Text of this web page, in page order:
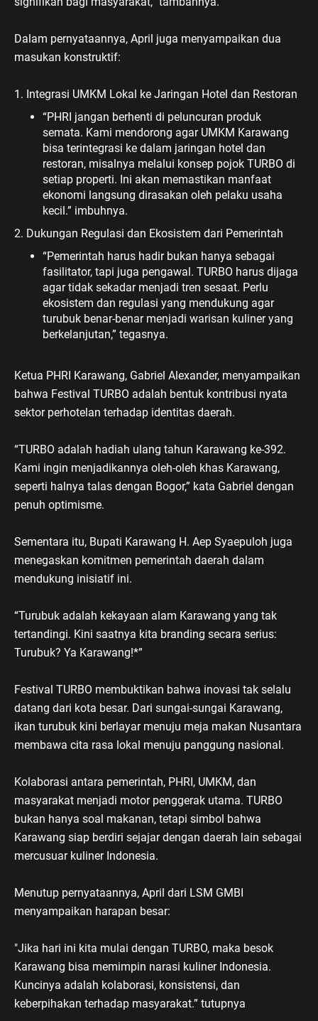
Dalam pernyataannya, April juga menyampaikan dua
masukan konstruktif:
1. Integrasi UMKM Lokal ke Jaringan Hotel dan Restoran
“PHRI jangan berhenti di peluncuran produk
semata. Kami mendorong agar UMKM Karawang
bisa terintegrasi ke dalam jaringan hotel dan
restoran, misalnya melalui konsep pojok TURBO di
setiap properti. Ini akan memastikan manfaat
ekonomi langsung dirasakan oleh pelaku usaha
kecil.” imbuhnya.
2. Dukungan Regulasi dan Ekosistem dari Pemerintah
“Pemerintah harus hadir bukan hanya sebagai
fasilitator, tapi juga pengawal. TURBO harus dijaga
agar tidak sekadar menjadi tren sesaat. Perlu
ekosistem dan regulasi yang mendukung agar
turubuk benar-benar menjadi warisan kuliner yang
berkelanjutan,” tegasnya.
Ketua PHRI Karawang, Gabriel Alexander, menyampaikan
bahwa Festival TURBO adalah bentuk kontribusi nyata
sektor perhotelan terhadap identitas daerah.
“TURBO adalah hadiah ulang tahun Karawang ke-392.
Kami ingin menjadikannya oleh-oleh khas Karawang,
seperti halnya talas dengan Bogor,” kata Gabriel dengan
penuh optimisme.
Sementara itu, Bupati Karawang H. Aep Syaepuloh juga
menegaskan komitmen pemerintah daerah dalam
mendukung inisiatif ini.
“Turubuk adalah kekayaan alam Karawang yang tak
tertandingi. Kini saatnya kita branding secara serius:
Turubuk? Ya Karawang!*”
Festival TURBO membuktikan bahwa inovasi tak selalu
datang dari kota besar. Dari sungai-sungai Karawang,
ikan turubuk kini berlayar menuju meja makan Nusantara
membawa cita rasa lokal menuju panggung nasional.
Kolaborasi antara pemerintah, PHRI, UMKM, dan
masyarakat menjadi motor penggerak utama. TURBO
bukan hanya soal makanan, tetapi simbol bahwa
Karawang siap berdiri sejajar dengan daerah lain sebagai
mercusuar kuliner Indonesia.
Menutup pernyataannya, April dari LSM GMBI
menyampaikan harapan besar:
"Jika hari ini kita mulai dengan TURBO, maka besok
Karawang bisa memimpin narasi kuliner Indonesia.
Kuncinya adalah kolaborasi, konsistensi, dan
keberpihakan terhadap masyarakat.” tutupnya